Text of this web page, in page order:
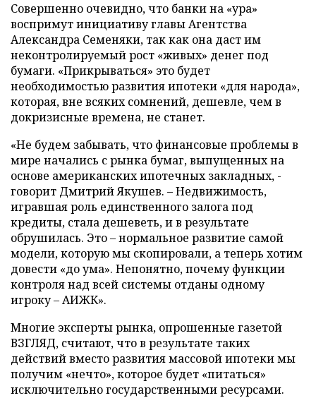
Совершенно очевидно, что банки на «ура»
воспримут инициативу главы Агентства
Александра Семеняки, так как она даст им
неконтролируемый рост «живых» денег под
бумаги. «Прикрываться» это будет
необходимостью развития ипотеки «для народа»,
которая, вне всяких сомнений, дешевле, чем в
докризисные времена, не станет.
«Не будем забывать, что финансовые проблемы в
мире начались с рынка бумаг, выпущенных на
основе американских ипотечных закладных, -
говорит Дмитрий Якушев. – Недвижимость,
игравшая роль единственного залога под
кредиты, стала дешеветь, и в результате
обрушилась. Это – нормальное развитие самой
модели, которую мы скопировали, а теперь хотим
довести «до ума». Непонятно, почему функции
контроля над всей системы отданы одному
игроку – АИЖК».
Многие эксперты рынка, опрошенные газетой
ВЗГЛЯД, считают, что в результате таких
действий вместо развития массовой ипотеки мы
получим «нечто», которое будет «питаться»
исключительно государственными ресурсами.